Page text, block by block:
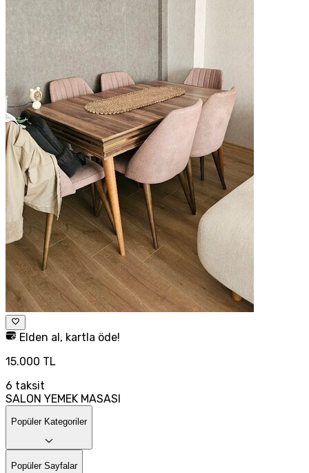
Elden al, kartla öde!
15.000 TL
6 taksit
SALON YEMEK MASASI
Popüler Kategoriler
Popüler Sayfalar